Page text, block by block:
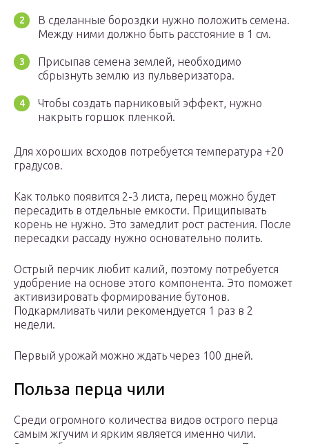
В сделанные бороздки нужно положить семена.
Между ними должно быть расстояние в 1 см.
Присыпав семена землей, необходимо
сбрызнуть землю из пульверизатора.
Чтобы создать парниковый эффект, нужно
накрыть горшок пленкой.
Для хороших всходов потребуется температура +20
градусов.
Как только появится 2-3 листа, перец можно будет
пересадить в отдельные емкости. Прищипывать
корень не нужно. Это замедлит рост растения. После
пересадки рассаду нужно основательно полить.
Острый перчик любит калий, поэтому потребуется
удобрение на основе этого компонента. Это поможет
активизировать формирование бутонов.
Подкармливать чили рекомендуется 1 раз в 2
недели.
Первый урожай можно ждать через 100 дней.
Польза перца чили
Среди огромного количества видов острого перца
самым жгучим и ярким является именно чили.